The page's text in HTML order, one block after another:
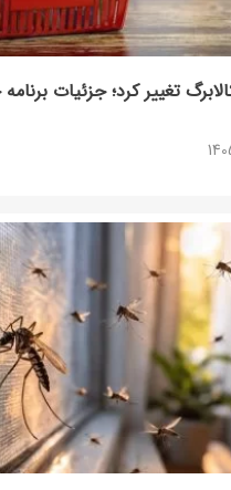
تغییر کرد؛ جزئیات برنامه